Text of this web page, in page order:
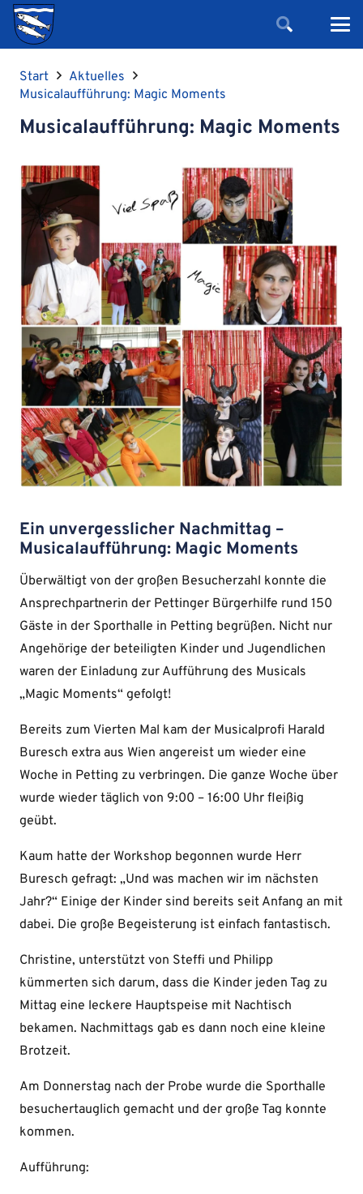
Start
Aktuelles
Musicalaufführung: Magic Moments
Musicalaufführung: Magic Moments
Ein unvergesslicher Nachmittag –
Musicalaufführung: Magic Moments
Überwältigt von der großen Besucherzahl konnte die
Ansprechpartnerin der Pettinger Bürgerhilfe rund 150
Gäste in der Sporthalle in Petting begrüßen. Nicht nur
Angehörige der beteiligten Kinder und Jugendlichen
waren der Einladung zur Aufführung des Musicals
„Magic Moments“ gefolgt!
Bereits zum Vierten Mal kam der Musicalprofi Harald
Buresch extra aus Wien angereist um wieder eine
Woche in Petting zu verbringen. Die ganze Woche über
wurde wieder täglich von 9:00 – 16:00 Uhr fleißig
geübt.
Kaum hatte der Workshop begonnen wurde Herr
Buresch gefragt: „Und was machen wir im nächsten
Jahr?“ Einige der Kinder sind bereits seit Anfang an mit
dabei. Die große Begeisterung ist einfach fantastisch.
Christine, unterstützt von Steffi und Philipp
kümmerten sich darum, dass die Kinder jeden Tag zu
Mittag eine leckere Hauptspeise mit Nachtisch
bekamen. Nachmittags gab es dann noch eine kleine
Brotzeit.
Am Donnerstag nach der Probe wurde die Sporthalle
besuchertauglich gemacht und der große Tag konnte
kommen.
Aufführung: